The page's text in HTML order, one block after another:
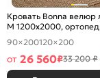
Кровать Bonna
М 1200x2000,
основание, изголовье
90×200120×200
от 26 560₽33 200 ₽